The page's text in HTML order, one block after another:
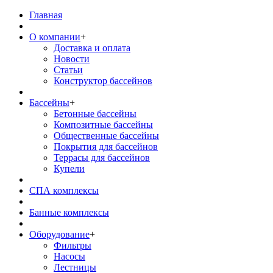
Главная
О компании+
Доставка и оплата
Новости
Статьи
Конструктор бассейнов
Бассейны+
Бетонные бассейны
Композитные бассейны
Общественные бассейны
Покрытия для бассейнов
Террасы для бассейнов
Купели
СПА комплексы
Банные комплексы
Оборудование+
Фильтры
Насосы
Лестницы